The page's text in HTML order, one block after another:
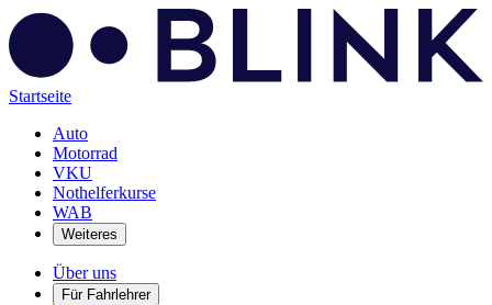
Startseite
Auto
Motorrad
VKU
Nothelferkurse
WAB
Weiteres
Über uns
Für Fahrlehrer